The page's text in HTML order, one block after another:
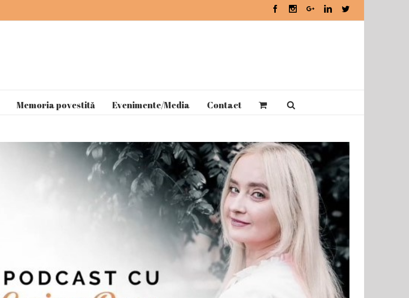
FacebookInstagramGoogle+LinkedinTwitter
Memoria povestită Evenimente/Media Contact